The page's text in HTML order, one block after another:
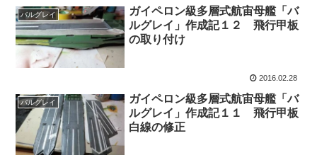
バルグレイ
ガイペロン級多層式航宙母艦「バ
ルグレイ」作成記１２ 飛行甲板
の取り付け
2016.02.28
バルグレイ
ガイペロン級多層式航宙母艦「バ
ルグレイ」作成記１１ 飛行甲板
白線の修正